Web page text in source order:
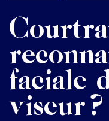
faciale
viseur ?